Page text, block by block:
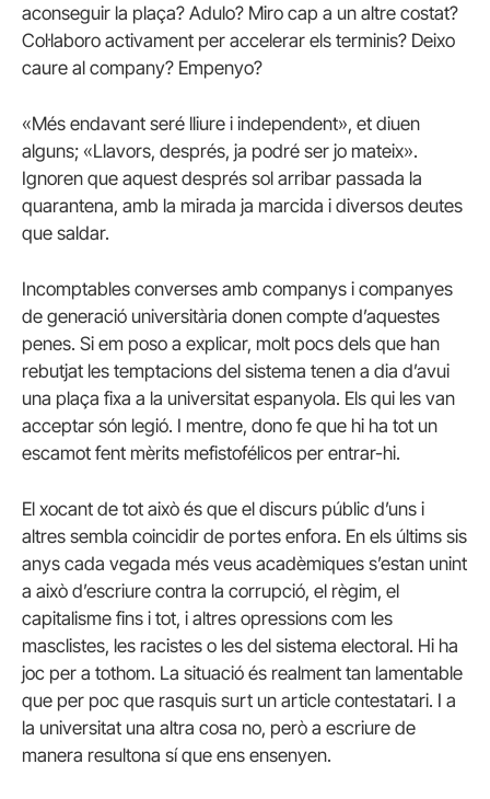
aconseguir la plaça? Adulo? Miro cap a un altre costat?
Col·laboro activament per accelerar els terminis? Deixo
caure al company? Empenyo?
«Més endavant seré lliure i independent», et diuen
alguns; «Llavors, després, ja podré ser jo mateix».
Ignoren que aquest després sol arribar passada la
quarantena, amb la mirada ja marcida i diversos deutes
que saldar.
Incomptables converses amb companys i companyes
de generació universitària donen compte d’aquestes
penes. Si em poso a explicar, molt pocs dels que han
rebutjat les temptacions del sistema tenen a dia d’avui
una plaça fixa a la universitat espanyola. Els qui les van
acceptar són legió. I mentre, dono fe que hi ha tot un
escamot fent mèrits mefistofélicos per entrar-hi.
El xocant de tot això és que el discurs públic d’uns i
altres sembla coincidir de portes enfora. En els últims sis
anys cada vegada més veus acadèmiques s’estan unint
a això d’escriure contra la corrupció, el règim, el
capitalisme fins i tot, i altres opressions com les
masclistes, les racistes o les del sistema electoral. Hi ha
joc per a tothom. La situació és realment tan lamentable
que per poc que rasquis surt un article contestatari. I a
la universitat una altra cosa no, però a escriure de
manera resultona sí que ens ensenyen.